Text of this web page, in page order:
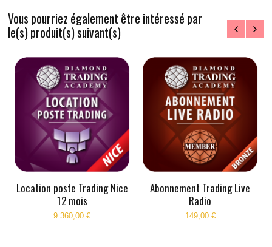
Vous pourriez également être intéressé par
le(s) produit(s) suivant(s)
Location poste Trading Nice
12 mois
9 360,00 €
Abonnement Trading Live
Radio
149,00 €